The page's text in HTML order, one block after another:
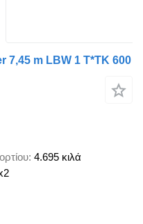
7,45 m LBW 1 T*TK 600
4.695 κιλά